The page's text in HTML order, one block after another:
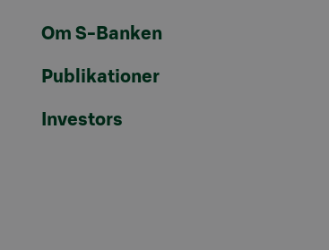
Om S-Banken
Publikationer
Investors